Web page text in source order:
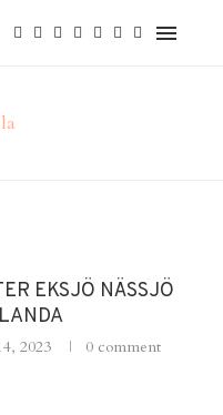
EKSJÖ NÄSSJÖ
2023 0 comment